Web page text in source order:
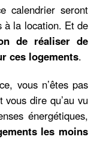
calendrier seront
à la location. Et de
de réaliser de
ces logements.
vous n’êtes pas
dire qu’au vu
énergétiques,
les moins